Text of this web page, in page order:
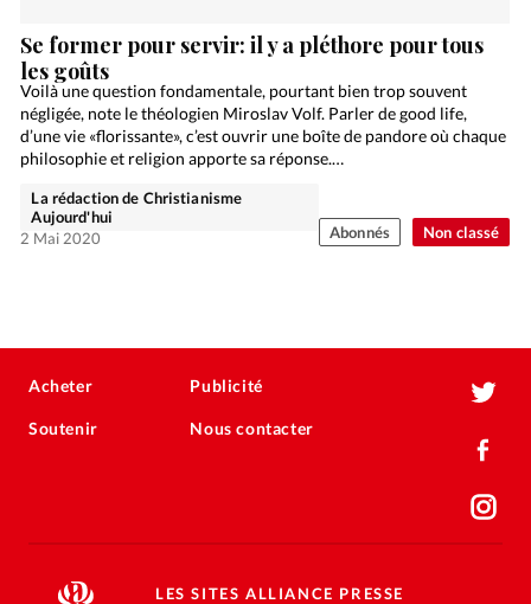
Non classé
Se former pour servir: il y a pléthore pour tous
les goûts
Voilà une question fondamentale, pourtant bien trop souvent
négligée, note le théologien Miroslav Volf. Parler de good life,
d’une vie «florissante», c’est ouvrir une boîte de pandore où chaque
philosophie et religion apporte sa réponse.…
La rédaction de Christianisme
Aujourd'hui
2 Mai 2020
Abonnés
Acheter
Soutenir
Publicité
Nous contacter
LES SITES ALLIANCE PRESSE